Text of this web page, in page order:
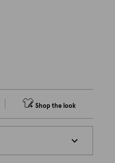
Shop the look